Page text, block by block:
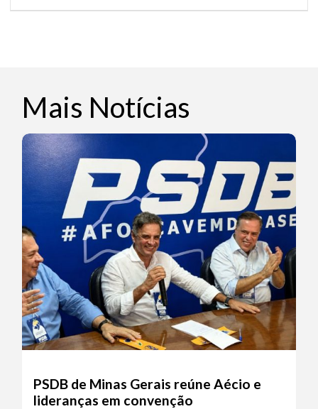
Mais Notícias
PSDB de Minas Gerais reúne Aécio e
lideranças em convenção